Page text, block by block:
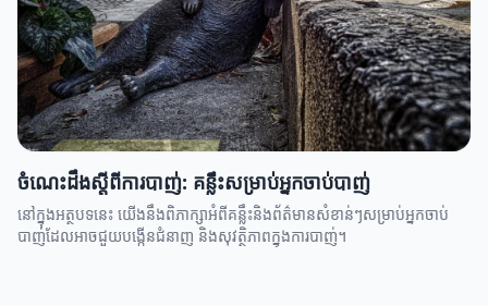
ចំណេះដឹងស្តីពីការបាញ់: គន្លឹះសម្រាប់អ្នកចាប់បាញ់
នៅក្នុងអត្ថបទនេះ យើងនឹងពិភាក្សាអំពីគន្លឹះនិងព័ត៌មានសំខាន់ៗសម្រាប់អ្នកចាប់
បាញ់ដែលអាចជួយបង្កើនជំនាញ និងសុវត្ថិភាពក្នុងការបាញ់។